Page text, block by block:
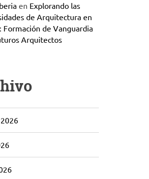
en Explorando las
de Arquitectura en
Formación de Vanguardia
Arquitectos